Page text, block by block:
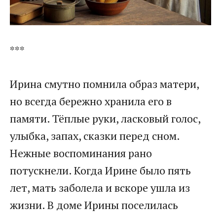
​***​
​Ирина смутно помнила образ матери,
но всегда бережно хранила его в
памяти. Тёплые руки, ласковый голос,
улыбка, запах, сказки перед сном.
Нежные воспоминания рано
потускнели. Когда Ирине было пять
лет, мать заболела и вскоре ушла из
жизни. В доме Ирины поселилась